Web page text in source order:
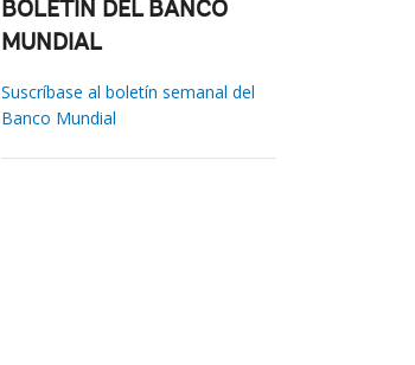
BOLETÍN DEL BANCO
MUNDIAL
Suscríbase al boletín semanal del
Banco Mundial